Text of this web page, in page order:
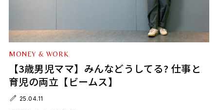
MONEY & WORK
【3歳男児ママ】みんなどうしてる? 仕事と
育児の両立【ビームス】
25.04.11